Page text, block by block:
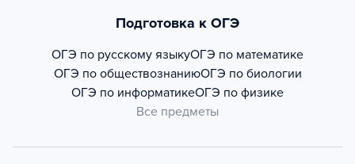
Подготовка к ОГЭ
ОГЭ по русскому языкуОГЭ по математике
ОГЭ по обществознаниюОГЭ по биологии
ОГЭ по информатикеОГЭ по физике
Все предметы